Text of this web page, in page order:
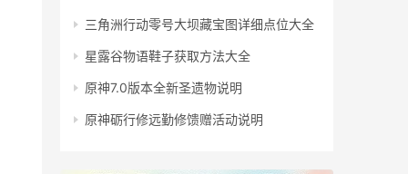
三角洲行动零号大坝藏宝图详细点位大全
星露谷物语鞋子获取方法大全
原神7.0版本全新圣遗物说明
原神砺行修远勤修馈赠活动说明